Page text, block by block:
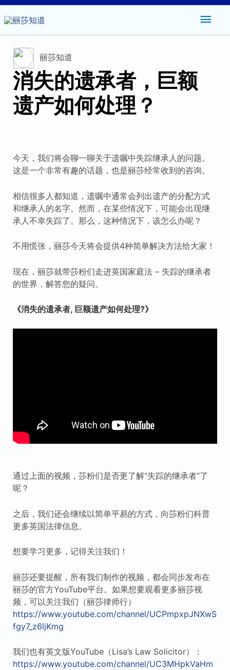
主
丽莎知道
消失的遗承者，巨额
遗产如何处理？
今天，我们将会聊一聊关于遗嘱中失踪继承人的问题。
这是一个非常有趣的话题，也是丽莎经常收到的咨询。
相信很多人都知道，遗嘱中通常会列出遗产的分配方式
和继承人的名字。然而，在某些情况下，可能会出现继
承人不幸失踪了。那么，这种情况下，该怎么办呢？
不用慌张，丽莎今天将会提供4种简单解决方法给大家！
现在，丽莎就带莎粉们走进英国家庭法 – 失踪的继承者
的世界，解答您的疑问。
《消失的遗承者, 巨额遗产如何处理?》
通过上面的视频，莎粉们是否更了解“失踪的继承者”了
呢？
之后，我们还会继续以简单平易的方式，向莎粉们科普
更多英国法律信息。
想要学习更多，记得关注我们！
丽莎还要提醒，所有我们制作的视频，都会同步发布在
丽莎的官方YouTube平台。如果想要观看更多丽莎视
频，可以关注我们（丽莎律师行）
https://www.youtube.com/channel/UCPmpxpJNXwS
fgy7_z6ljKmg
我们也有英文版YouTube（Lisa’s Law Solicitor）：
https://www.youtube.com/channel/UC3MHpkVaHm